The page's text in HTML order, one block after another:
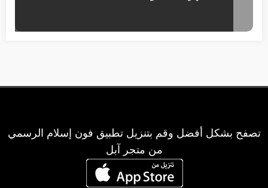
تصفح بشكل أفضل وقم بتنزيل تطبيق فون إسلام الرسمي
من متجر آبل